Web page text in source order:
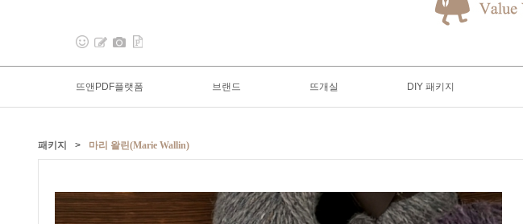
뜨앤PDF플랫폼 브랜드 뜨개실 DIY 패키지
패키지 > 마리 왈린(Marie Wallin)